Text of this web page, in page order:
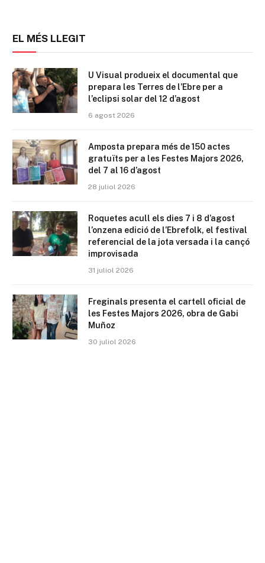
EL MÉS LLEGIT
U Visual produeix el documental que
prepara les Terres de l’Ebre per a
l’eclipsi solar del 12 d’agost
6 agost 2026
Amposta prepara més de 150 actes
gratuïts per a les Festes Majors 2026,
del 7 al 16 d’agost
28 juliol 2026
Roquetes acull els dies 7 i 8 d’agost
l’onzena edició de l’Ebrefolk, el festival
referencial de la jota versada i la cançó
improvisada
31 juliol 2026
Freginals presenta el cartell oficial de
les Festes Majors 2026, obra de Gabi
Muñoz
30 juliol 2026